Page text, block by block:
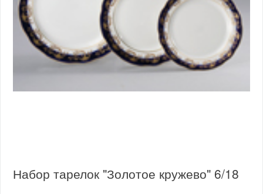
Набор тарелок "Золотое кружево" 6/18